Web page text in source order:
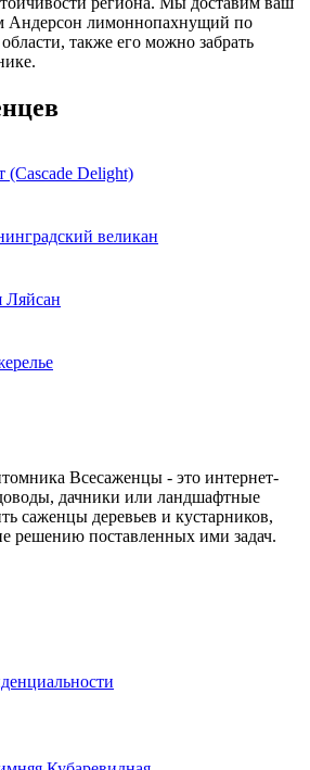
Андерсон лимоннопахнущий по
также его можно забрать
(Cascade Delight)
великан
Ляйсан
Всесаженцы - это интернет-
дачники или ландшафтные
саженцы деревьев и кустарников,
решению поставленных ими задач.